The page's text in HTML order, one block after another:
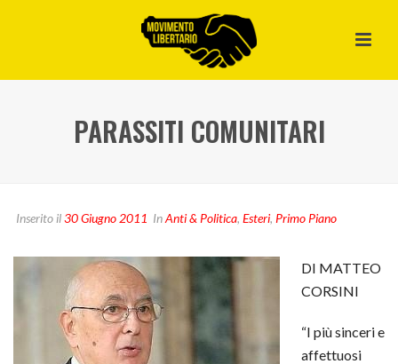
PARASSITI COMUNITARI
Inserito il30 Giugno 2011 InAnti & Politica, Esteri, Primo Piano
DI MATTEO
CORSINI
“I più sinceri e
affettuosi